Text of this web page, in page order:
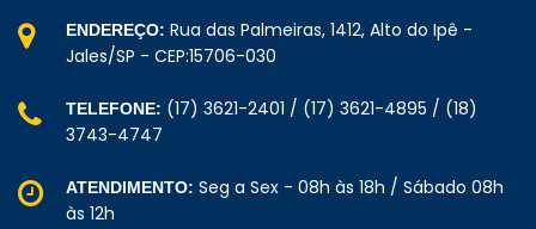
ENDEREÇO: Rua das Palmeiras, 1412, Alto do Ipê -
Jales/SP - CEP:15706-030
TELEFONE: (17) 3621-2401 / (17) 3621-4895 / (18)
3743-4747
ATENDIMENTO: Seg a Sex - 08h às 18h / Sábado 08h
às 12h